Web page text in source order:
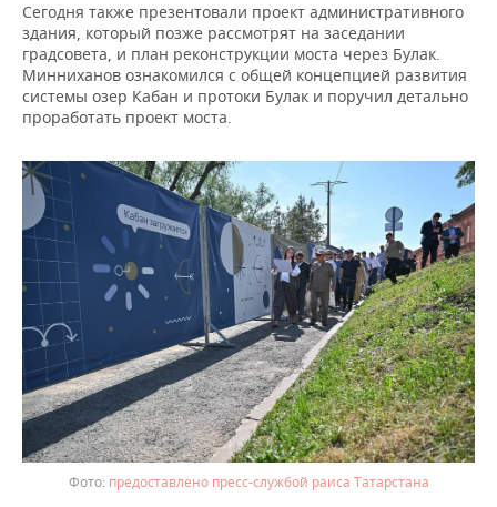
Сегодня также презентовали проект административного
здания, который позже рассмотрят на заседании
градсовета, и план реконструкции моста через Булак.
Минниханов ознакомился с общей концепцией развития
системы озер Кабан и протоки Булак и поручил детально
проработать проект моста.
предоставлено пресс-службой раиса Татарстана